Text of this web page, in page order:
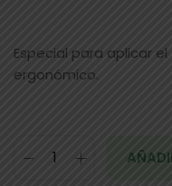
Especial para aplicar
ergonómico.